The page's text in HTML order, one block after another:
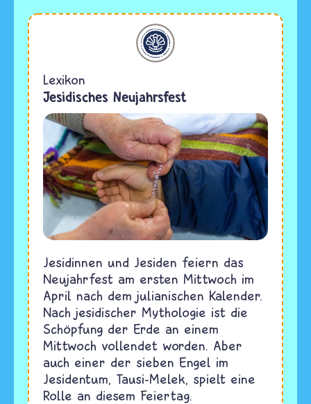
Jesidentum
Lexikon
Jesidisches Neujahrsfest
Jesidinnen und Jesiden feiern das
Neujahrfest am ersten Mittwoch im
April nach dem julianischen Kalender.
Nach jesidischer Mythologie ist die
Schöpfung der Erde an einem
Mittwoch vollendet worden. Aber
auch einer der sieben Engel im
Jesidentum, Tausi-Melek, spielt eine
Rolle an diesem Feiertag.